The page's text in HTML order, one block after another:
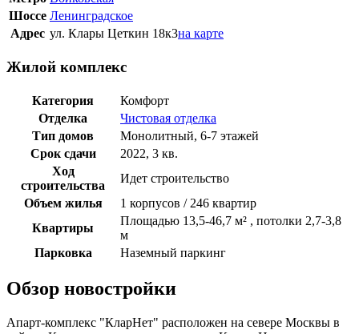
Шоссе Ленинградское
Адрес ул. Клары Цеткин 18к3на карте
Жилой комплекс
Категория
Комфорт
Отделка
Чистовая отделка
Тип домов
Монолитный, 6-7 этажей
Срок сдачи
2022, 3 кв.
Ход
строительства
Идет строительство
Объем жилья
1 корпусов / 246 квартир
Квартиры
Площадью 13,5-46,7 м² , потолки 2,7-3,8
м
Парковка
Наземный паркинг
Обзор новостройки
Апарт-комплекс "КларНет" расположен на севере Москвы в